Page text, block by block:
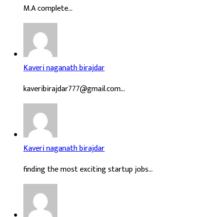
M.A complete...
Kaveri naganath birajdar
kaveribirajdar777@gmail.com...
Kaveri naganath birajdar
finding the most exciting startup jobs...